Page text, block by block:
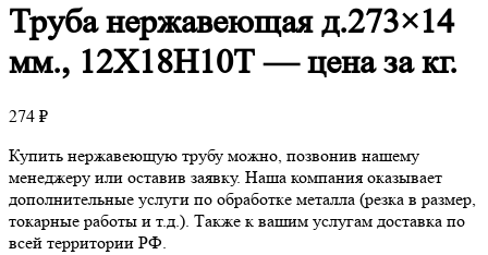
Трубанержавеющая д.273×14
мм., 12Х18Н10Т — цена за кг.
274 ₽
Купить нержавеющую трубу можно, позвонив нашему
менеджеру или оставив заявку. Наша компания оказывает
дополнительные услуги по обработке металла (резка в размер,
токарные работы и т.д.). Также к вашим услугам доставка по
всей территории РФ.